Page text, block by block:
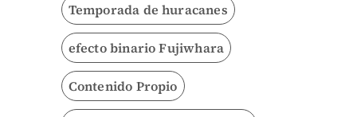
Temporada de huracanes
efecto binario Fujiwhara
Contenido Propio